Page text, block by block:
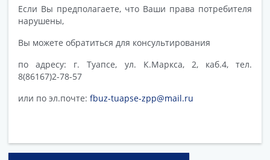
Если Вы предполагаете, что Ваши права потребителя
нарушены,
Вы можете обратиться для консультирования
по адресу: г. Туапсе, ул. К.Маркса, 2, каб.4, тел.
8(86167)2-78-57
или по эл.почте: fbuz-tuapse-zpp@mail.ru